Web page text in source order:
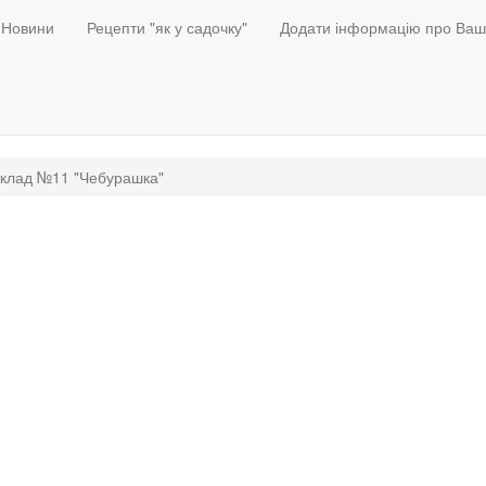
Новини Рецепти "як у садочку" Додати інформацію про
№11 "Чебурашка"